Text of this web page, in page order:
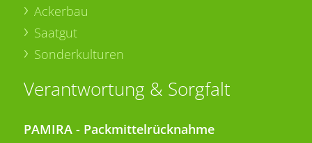
Ackerbau
Saatgut
Sonderkulturen
Verantwortung & Sorgfalt
PAMIRA - Packmittelrücknahme